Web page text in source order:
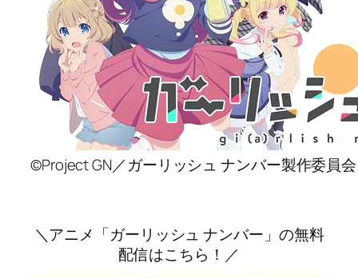
©Project GN／ガーリッシュ ナンバー製作委員会
＼アニメ「ガーリッシュ ナンバー」の無料
配信はこちら！／